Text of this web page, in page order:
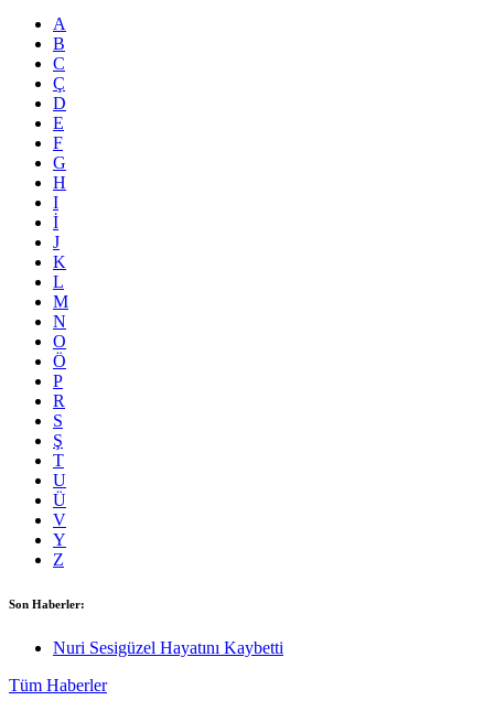
A
B
C
Ç
D
E
F
G
H
I
İ
J
K
L
M
N
O
Ö
P
R
S
Ş
T
U
Ü
V
Y
Z
Son Haberler:
Nuri Sesigüzel Hayatını Kaybetti
Tüm Haberler